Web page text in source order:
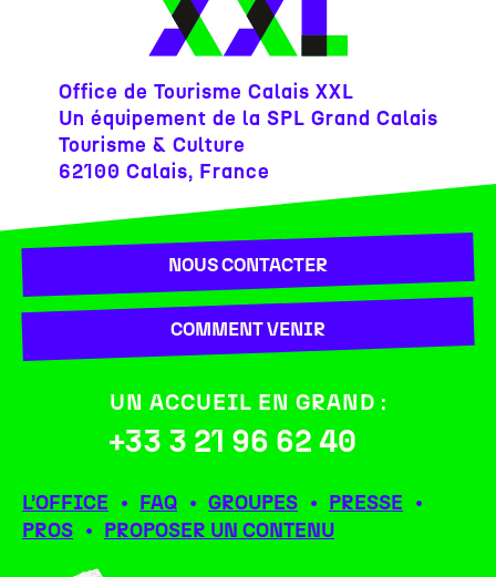
Office de Tourisme Calais XXL
Un équipement de la SPL Grand Calais
Tourisme & Culture
62100 Calais, France
NOUS CONTACTER
COMMENT VENIR
UN ACCUEIL EN GRAND :
+33 3 21 96 62 40
L’OFFICE FAQ GROUPES
PRESSE
PROS
PROPOSER UN CONTENU